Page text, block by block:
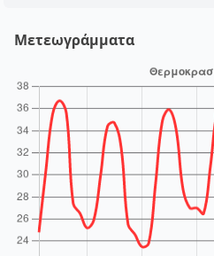
Μετεωγράμματα